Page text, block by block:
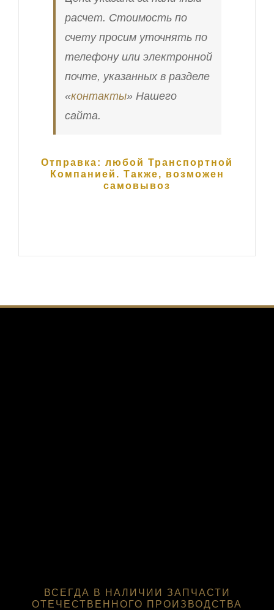
расчет. Стоимость по
счету просим уточнять по
телефону или электронной
почте, указанных в разделе
«контакты» Нашего
сайта.
Отправка: любой Транспортной
Компанией. Также, возможен
самовывоз
ВСЕГДА В НАЛИЧИИ ЗАПЧАСТИ
ОТЕЧЕСТВЕННОГО ПРОИЗВОДСТВА